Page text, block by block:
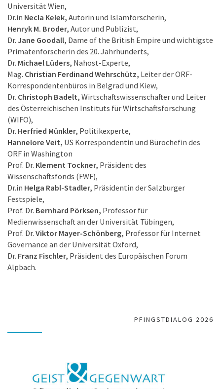
Universität Wien,
Dr.in Necla Kelek, Autorin und Islamforscherin,
Henryk M. Broder, Autor und Publizist,
Dr. Jane Goodall, Dame of the British Empire und wichtigste
Primatenforscherin des 20. Jahrhunderts,
Dr. Michael Lüders, Nahost-Experte,
Mag. Christian Ferdinand Wehrschütz, Leiter der ORF-
Korrespondentenbüros in Belgrad und Kiew,
Dr. Christoph Badelt, Wirtschaftswissenschafter und Leiter
des Österreichischen Instituts für Wirtschaftsforschung
(WIFO),
Dr. Herfried Münkler, Politikexperte,
Hannelore Veit, US Korrespondentin und Bürochefin des
ORF in Washington
Prof. Dr. Klement Tockner, Präsident des
Wissenschaftsfonds (FWF),
Dr.in Helga Rabl-Stadler, Präsidentin der Salzburger
Festspiele,
Prof. Dr. Bernhard Pörksen, Professor für
Medienwissenschaft an der Universität Tübingen,
Prof. Dr. Viktor Mayer-Schönberg, Professor für Internet
Governance an der Universität Oxford,
Dr. Franz Fischler, Präsident des Europäischen Forum
Alpbach.
PFINGSTDIALOG 2026